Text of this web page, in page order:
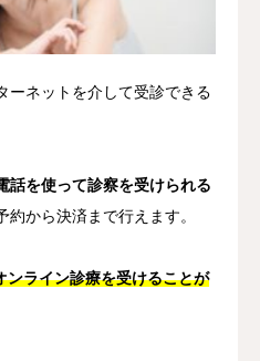
ーネットを介して受診できる
話を使って診察を受けられる
から決済まで行えます。
ンライン診療を受けることが